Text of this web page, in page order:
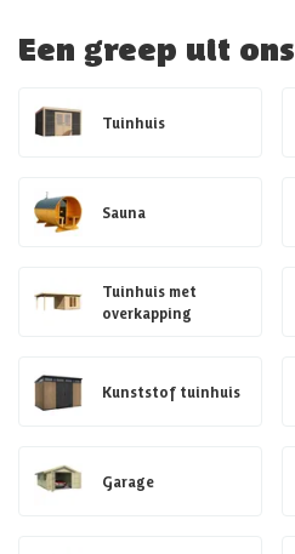
Een greep uit
Tuinhuis
Sauna
Tuinhuis met
overkapping
Kunststof tuinhuis
Garage